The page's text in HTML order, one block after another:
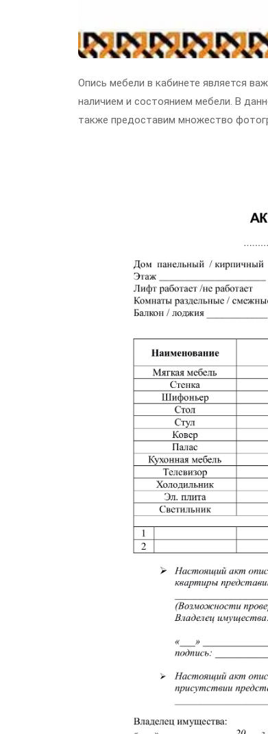
Опись мебели в кабинете является
наличием и состоянием мебели. В
также предоставим множество